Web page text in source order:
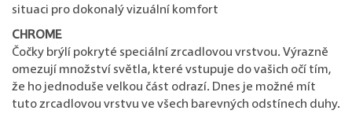
situaci pro dokonalý vizuální komfort
CHROME
Čočky brýlí pokryté speciální zrcadlovou vrstvou. Výrazně
omezují množství světla, které vstupuje do vašich očí tím,
že ho jednoduše velkou část odrazí. Dnes je možné mít
tuto zrcadlovou vrstvu ve všech barevných odstínech duhy.